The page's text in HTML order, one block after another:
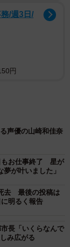
け継ぎ歩んで
散し、所属事
くい状態に。
然すぎる」
す。
/週3日/
円
声優の山崎和佳奈
もお仕事終了 星が
が叶いました」
去 最後の投稿は
明るく報告
長「いくらなんで
み広がる